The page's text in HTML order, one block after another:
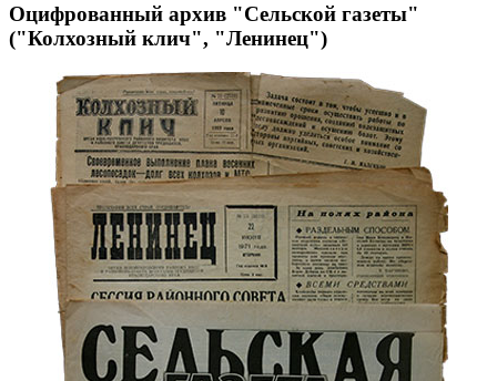
Оцифрованный архив "Сельской газеты"
("Колхозный клич", "Ленинец")